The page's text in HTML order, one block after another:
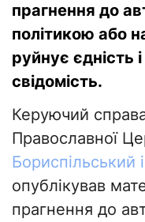
прагнення до
політикою або
руйнує єдність
свідомість.
Керуючий
Православної
Бориспільський
опублікував
прагнення до